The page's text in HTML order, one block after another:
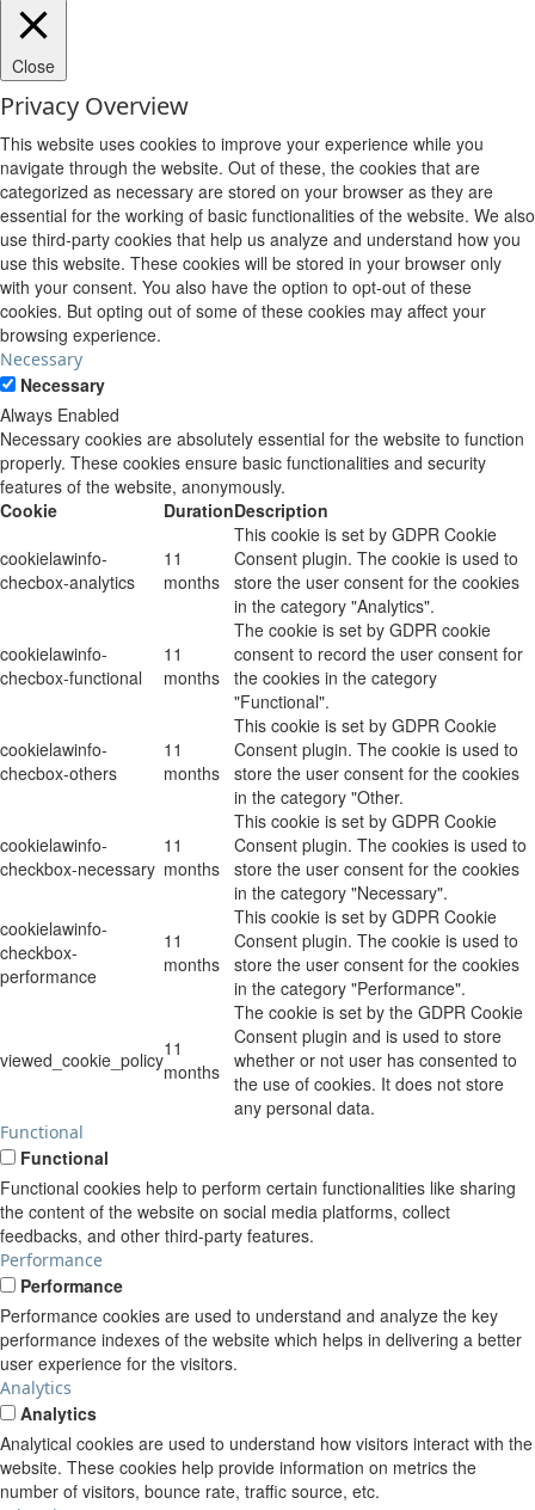
Close
Privacy Overview
This website uses cookies to improve your experience while you
navigate through the website. Out of these, the cookies that are
categorized as necessary are stored on your browser as they are
essential for the working of basic functionalities of the website. We also
use third-party cookies that help us analyze and understand how you
use this website. These cookies will be stored in your browser only
with your consent. You also have the option to opt-out of these
cookies. But opting out of some of these cookies may affect your
browsing experience.
Necessary
Necessary
Always Enabled
Necessary cookies are absolutely essential for the website to function
properly. These cookies ensure basic functionalities and security
features of the website, anonymously.
Cookie
DurationDescription
cookielawinfo-
checbox-analytics
11
months
This cookie is set by GDPR Cookie
Consent plugin. The cookie is used to
store the user consent for the cookies
in the category "Analytics".
cookielawinfo-
checbox-functional
11
months
The cookie is set by GDPR cookie
consent to record the user consent for
the cookies in the category
"Functional".
cookielawinfo-
checbox-others
11
months
This cookie is set by GDPR Cookie
Consent plugin. The cookie is used to
store the user consent for the cookies
in the category "Other.
cookielawinfo-
checkbox-necessary
11
months
This cookie is set by GDPR Cookie
Consent plugin. The cookies is used to
store the user consent for the cookies
in the category "Necessary".
cookielawinfo-
checkbox-
performance
11
months
This cookie is set by GDPR Cookie
Consent plugin. The cookie is used to
store the user consent for the cookies
in the category "Performance".
viewed_cookie_policy11
months
The cookie is set by the GDPR Cookie
Consent plugin and is used to store
whether or not user has consented to
the use of cookies. It does not store
any personal data.
Functional
Functional
Functional cookies help to perform certain functionalities like sharing
the content of the website on social media platforms, collect
feedbacks, and other third-party features.
Performance
Performance
Performance cookies are used to understand and analyze the key
performance indexes of the website which helps in delivering a better
user experience for the visitors.
Analytics
Analytics
Analytical cookies are used to understand how visitors interact with the
website. These cookies help provide information on metrics the
number of visitors, bounce rate, traffic source, etc.